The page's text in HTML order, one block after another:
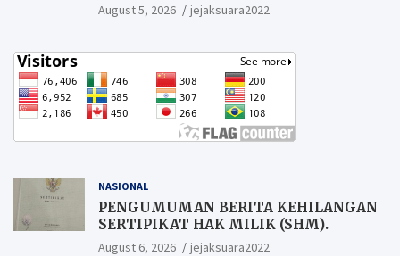
August 5, 2026 jejaksuara2022
NASIONAL
PENGUMUMAN BERITA KEHILANGAN
SERTIPIKAT HAK MILIK (SHM).
August 6, 2026 jejaksuara2022